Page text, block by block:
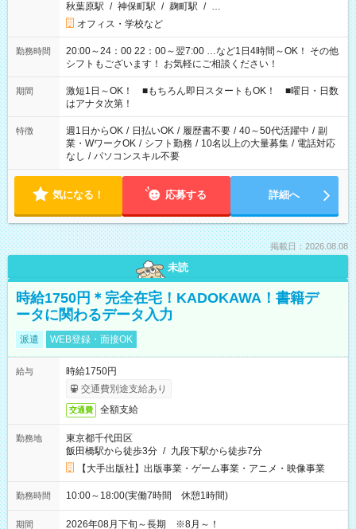
秋葉原駅 / 神保町駅 / 麹町駅 / …
オフィス・学校など
勤務時間
20:00～24：00 22：00～翌7:00 …など1日4時間～OK！ その他
シフトもございます！ お気軽にご相談ください！
期間
激短1日～OK！ ■もちろん即日スタートもOK！ ■曜日・日数
はアナタ次第！
特徴 週1日からOK / 日払いOK / 履歴書不要 / 40～50代活躍中 / 副
業・WワークOK / シフト勤務 / 10名以上の大量募集 / 電話対応
なし / パソコンスキル不要
気になる！ 応募する 詳細へ
掲載日：2026.08.08
未読
時給1750円＊完全在宅！KADOKAWA！書籍デ
ータに関わるデータ入力
派遣 WEB登録・面接OK
給与
時給1750円
交通費別途支給あり
交通費 全額支給
勤務地
東京都千代田区
飯田橋駅から徒歩3分 / 九段下駅から徒歩7分
【大手出版社】出版事業・ゲーム事業・アニメ・映像事業
勤務時間 10:00～18:00(実働7時間 休憩1時間)
期間 2026年08月下旬～長期 ※8月～！